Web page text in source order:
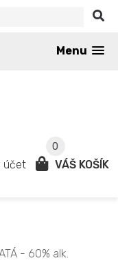
Menu
0
účet VÁŠ KOŠÍK
- 60% alk.